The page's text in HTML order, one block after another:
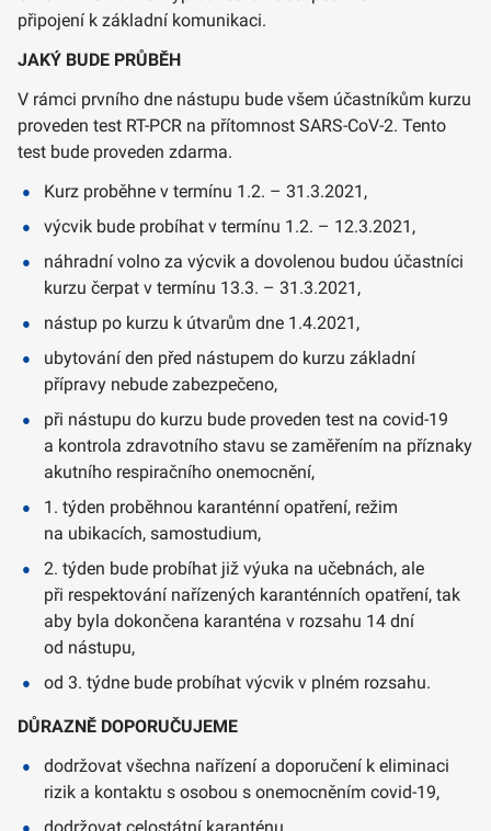
připojení k základní komunikaci.
JAKÝ BUDE PRŮBĚH
V rámci prvního dne nástupu bude všem účastníkům kurzu
proveden test RT-PCR na přítomnost SARS-CoV-2. Tento
test bude proveden zdarma.
Kurz proběhne v termínu 1.2. – 31.3.2021,
výcvik bude probíhat v termínu 1.2. – 12.3.2021,
náhradní volno za výcvik a dovolenou budou účastníci
kurzu čerpat v termínu 13.3. – 31.3.2021,
nástup po kurzu k útvarům dne 1.4.2021,
ubytování den před nástupem do kurzu základní
přípravy nebude zabezpečeno,
při nástupu do kurzu bude proveden test na covid-19
a kontrola zdravotního stavu se zaměřením na příznaky
akutního respiračního onemocnění,
1. týden proběhnou karanténní opatření, režim
na ubikacích, samostudium,
2. týden bude probíhat již výuka na učebnách, ale
při respektování nařízených karanténních opatření, tak
aby byla dokončena karanténa v rozsahu 14 dní
od nástupu,
od 3. týdne bude probíhat výcvik v plném rozsahu.
DŮRAZNĚ DOPORUČUJEME
dodržovat všechna nařízení a doporučení k eliminaci
rizik a kontaktu s osobou s onemocněním covid-19,